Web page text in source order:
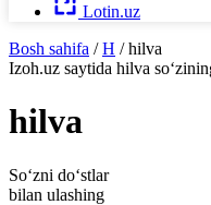
Lotin.uz
Bosh sahifa / H / hilva
Izoh.uz saytida hilva
hilva
So‘zni do‘stlar
bilan ulashing